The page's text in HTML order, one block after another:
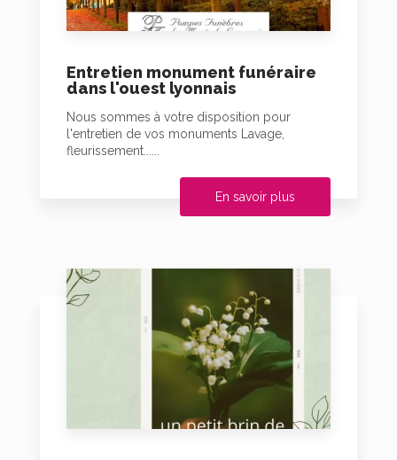
Entretien monument funéraire
dans l'ouest lyonnais
Nous sommes à votre disposition pour
l'entretien de vos monuments Lavage,
fleurissement......
En savoir plus